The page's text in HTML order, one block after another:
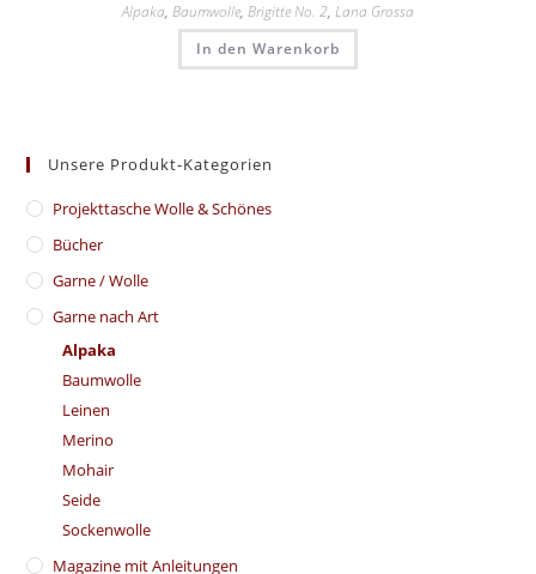
Alpaka, Baumwolle, Brigitte No. 2, Lana Grossa
In den Warenkorb
Unsere Produkt-Kategorien
​Projekttasche Wolle & Schönes
Bücher
Garne / Wolle
Garne nach Art
Alpaka
Baumwolle
Leinen
Merino
Mohair
Seide
Sockenwolle
Magazine mit Anleitungen